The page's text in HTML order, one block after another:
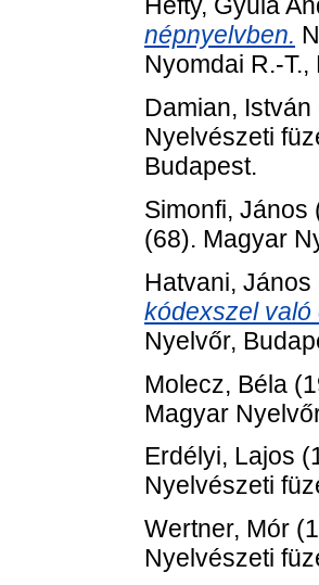
Hefty, Gyula
népnyelvben.
Nyomdai R.-T.,
Damian, István
Nyelvészeti
Budapest.
Simonfi, János
(68). Magyar
Hatvani, János
kódexszel
Nyelvőr,
Molecz, Béla
Magyar
Erdélyi, Lajos
Nyelvészeti
Wertner, Mór
Nyelvészeti